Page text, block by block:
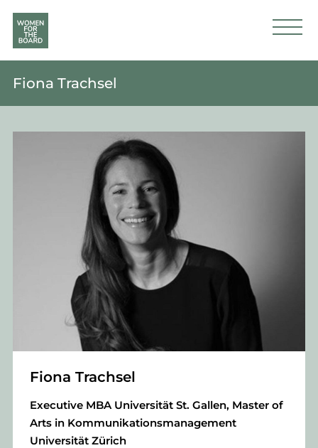
Fiona Trachsel
Fiona Trachsel
Executive MBA Universität St. Gallen, Master of
Arts in Kommunikationsmanagement
Universität Zürich